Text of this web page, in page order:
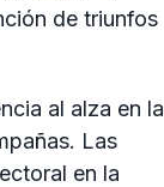
de triunfos
al alza en la
Las
en la